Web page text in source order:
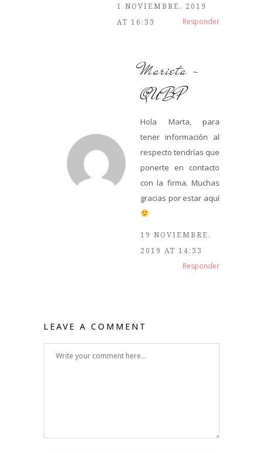
1 NOVIEMBRE, 2019
AT 16:33
Responder
Marieta -
QUBP
Hola Marta, para
tener información al
respecto tendrías que
ponerte en contacto
con la firma. Muchas
gracias por estar aquí
19 NOVIEMBRE,
2019 AT 14:33
Responder
LEAVE A COMMENT